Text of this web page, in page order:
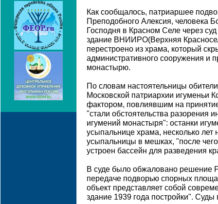
Как сообщалось, патриаршее
Преподобного Алексия, человека
Господня в Красном Селе через
здание ВНИИРО(Верхняя
перестроено из храма, который
административного сооружения и
монастырю.
По словам настоятельницы
Московской патриархии игуменьи
фактором, повлиявшим на
"стали обстоятельства разорения
игумений монастыря": останки
усыпальнице храма, несколько
усыпальницы в мешках, "после
устроен бассейн для разведения
В суде было обжаловано решение
передаче подворью спорных
объект представляет собой
здание 1939 года постройки".